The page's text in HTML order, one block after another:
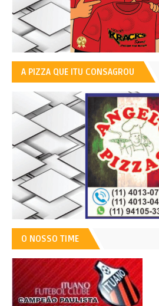
A PIZZA QUE ITU CONSAGROU
O NOSSO TIME